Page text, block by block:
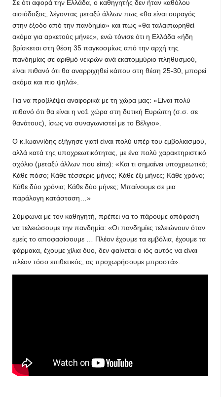
Σε ότι αφορά την Ελλάδα, ο καθηγητής δεν ήταν καθόλου
αισιόδοξος, λέγοντας μεταξύ άλλων πως «θα είναι ουραγός
στην έξοδο από την πανδημία» και πως «θα ταλαιπωρηθεί
ακόμα για αρκετούς μήνες», ενώ τόνισε ότι η Ελλάδα «ήδη
βρίσκεται στη θέση 35 παγκοσμίως από την αρχή της
πανδημίας σε αριθμό νεκρών ανά εκατομμύριο πληθυσμού,
είναι πιθανό ότι θα αναρριχηθεί κάπου στη θέση 25-30, μπορεί
ακόμα και πιο ψηλά».
Για να προβλέψει αναφορικά με τη χώρα μας: «Είναι πολύ
πιθανό ότι θα είναι η νο1 χώρα στη δυτική Ευρώπη (σ.σ. σε
θανάτους), ίσως να συναγωνιστεί με το Βέλγιο».
Ο κ.Ιωαννίδης εξήγησε γιατί είναι πολύ υπέρ του εμβολιασμού,
αλλά κατά της υποχρεωτικότητας, με ένα πολύ χαρακτηριστικό
σχόλιο (μεταξύ άλλων που είπε): «Και τι σημαίνει υποχρεωτικό;
Κάθε πόσο; Κάθε τέσσερις μήνες; Κάθε έξι μήνες; Κάθε χρόνο;
Κάθε δύο χρόνια; Κάθε δύο μήνες; Μπαίνουμε σε μια
παράλογη κατάσταση…»
Σύμφωνα με τον καθηγητή, πρέπει να το πάρουμε απόφαση
να τελειώσουμε την πανδημία: «Οι πανδημίες τελειώνουν όταν
εμείς το αποφασίσουμε … Πλέον έχουμε τα εμβόλια, έχουμε τα
φάρμακα, έχουμε χίλια δυο, δεν φαίνεται ο ιός αυτός να είναι
πλέον τόσο επιθετικός, ας προχωρήσουμε μπροστά».